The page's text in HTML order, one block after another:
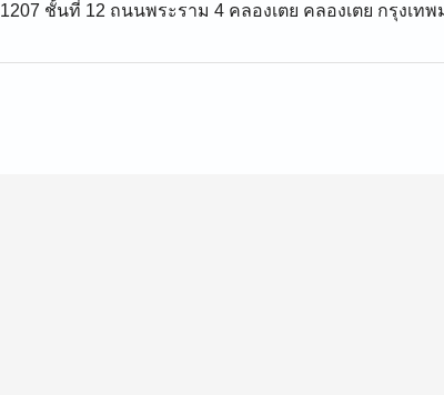
1207 ชั้นที่ 12 ถนนพระราม 4 คลองเตย คลองเตย กรุงเท